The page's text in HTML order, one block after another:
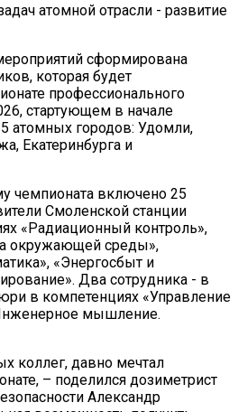
атомной отрасли - развитие
сформирована
которая будет
профессионального
стартующем в начале
атомных городов: Удомли,
Екатеринбурга и
чемпионата включено 25
Смоленской станции
«Радиационный контроль»,
окружающей среды»,
«Энергосбыт и
Два сотрудника - в
в компетенциях «Управление
мышление.
коллег, давно мечтал
– поделился дозиметрист
Александр